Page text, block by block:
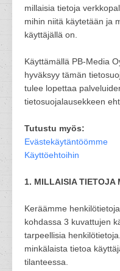
millaisia tietoja
mihin niitä käytetään ja
käyttäjällä on.
Käyttämällä PB-Media
hyväksyy tämän
tulee lopettaa
tietosuojalausekkeen
Tutustu myös:
Evästekäytäntöömme
Käyttöehtoihin
1. MILLAISIA TIETOJA
Keräämme
kohdassa 3 kuvattujen
tarpeellisia
minkälaista tietoa
tilanteessa.